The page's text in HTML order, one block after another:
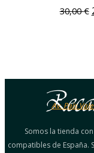
30,00€
Av. País
Somos la tienda
compatibles de España.